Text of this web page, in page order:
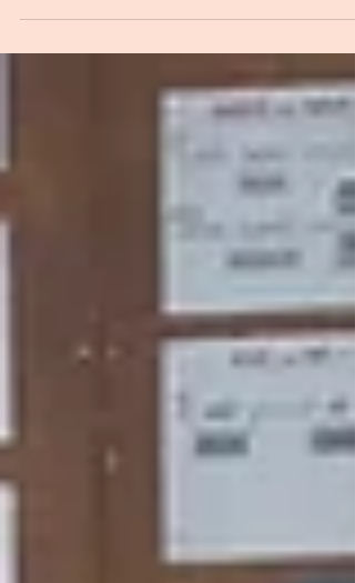
précisément sur l'ambiance au stade de la
Beaujoire....